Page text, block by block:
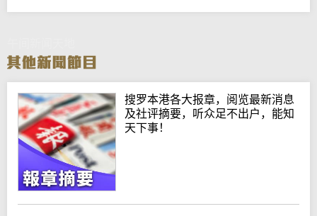
搜罗本港各大报章，阅览最新消息
及社评摘要，听众足不出户，能知
天下事！